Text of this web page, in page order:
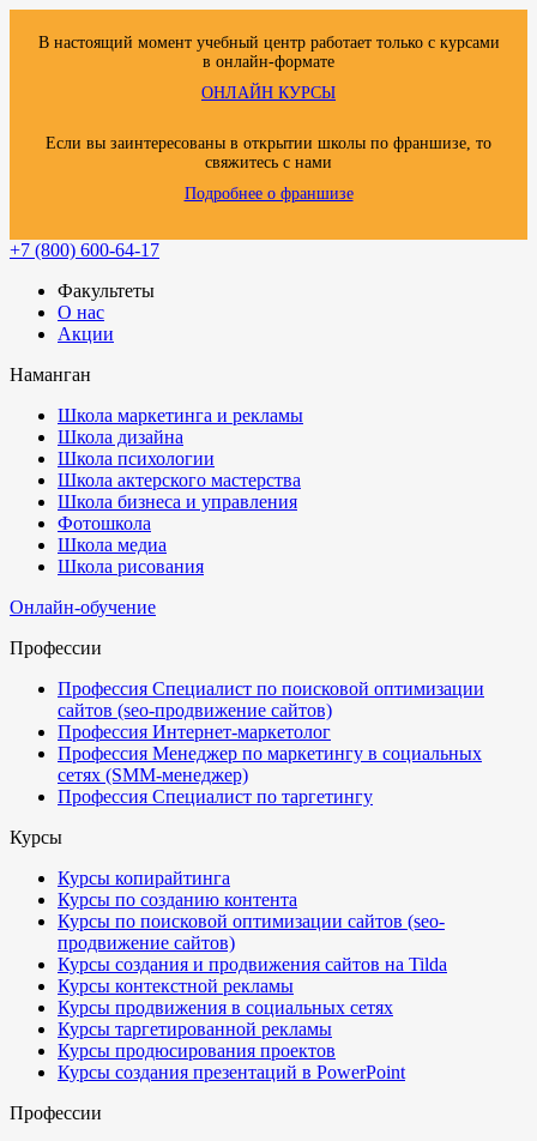
В настоящий момент учебный центр работает только с курсами
в онлайн-формате
ОНЛАЙН КУРСЫ
Если вы заинтересованы в открытии школы по франшизе, то
свяжитесь с нами
Подробнее о франшизе
+7 (800) 600-64-17
Факультеты
О нас
Акции
Наманган
Школа маркетинга и рекламы
Школа дизайна
Школа психологии
Школа актерского мастерства
Школа бизнеса и управления
Фотошкола
Школа медиа
Школа рисования
Онлайн-обучение
Профессии
Профессия Специалист по поисковой оптимизации
сайтов (seo-продвижение сайтов)
Профессия Интернет-маркетолог
Профессия Менеджер по маркетингу в социальных
сетях (SMM-менеджер)
Профессия Специалист по таргетингу
Курсы
Курсы копирайтинга
Курсы по созданию контента
Курсы по поисковой оптимизации сайтов (seo-
продвижение сайтов)
Курсы создания и продвижения сайтов на Tilda
Курсы контекстной рекламы
Курсы продвижения в социальных сетях
Курсы таргетированной рекламы
Курсы продюсирования проектов
Курсы создания презентаций в PowerPoint
Профессии